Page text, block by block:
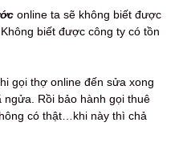
online ta sẽ không biết được
biết được công ty có tồn
gọi thợ online đến sửa xong
Rồi bảo hành gọi thuê
có thật…khi này thì chả